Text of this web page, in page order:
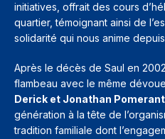
initiatives, offrait des cours
quartier, témoignant ainsi de
solidarité qui nous anime
Après le décès de Saul en
flambeau avec le même
Derick et Jonathan
génération à la tête de
tradition familiale dont